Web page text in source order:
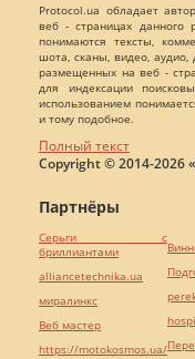
Protocol.ua обладает
веб - страницах данного
понимаются тексты,
шота, сканы, видео, аудио,
размещенных на веб -
для индексации
использованием
и тому подобное.
Полный текст
Copyright © 2014-2026
Партнёры
Серьги с
бриллиантами
alliancetechnika.ua
миралинкс
Веб мастер
https://motokosmos.ua/